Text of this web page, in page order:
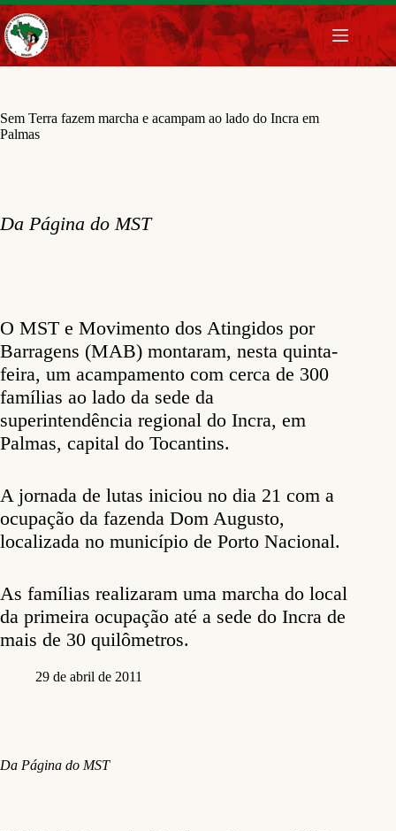
Pular
para
o
conteúdo
Sem Terra fazem marcha e acampam ao lado do Incra em
Palmas
Da Página do MST
O MST e Movimento dos Atingidos por
Barragens (MAB) montaram, nesta quinta-
feira, um acampamento com cerca de 300
famílias ao lado da sede da
superintendência regional do Incra, em
Palmas, capital do Tocantins.
A jornada de lutas iniciou no dia 21 com a
ocupação da fazenda Dom Augusto,
localizada no município de Porto Nacional.
As famílias realizaram uma marcha do local
da primeira ocupação até a sede do Incra de
mais de 30 quilômetros.
29 de abril de 2011
Da Página do MST